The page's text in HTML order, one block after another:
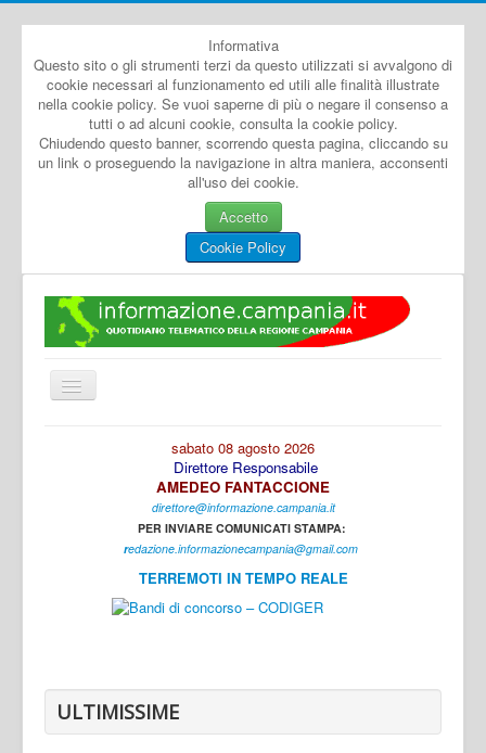
Informativa
Questo sito o gli strumenti terzi da questo utilizzati si avvalgono di
cookie necessari al funzionamento ed utili alle finalità illustrate
nella cookie policy. Se vuoi saperne di più o negare il consenso a
tutti o ad alcuni cookie, consulta la cookie policy.
Chiudendo questo banner, scorrendo questa pagina, cliccando su
un link o proseguendo la navigazione in altra maniera, acconsenti
all'uso dei cookie.
Accetto
Cookie Policy
Cambia
navigazione
Caserta
sabato 08 agosto 2026
Direttore Responsabile
AMEDEO FANTACCIONE
direttore@informazione.campania.it
PER INVIARE COMUNICATI STAMPA:
redazione.informazionecampania@gmail.com
TERREMOTI IN TEMPO REALE
ULTIMISSIME